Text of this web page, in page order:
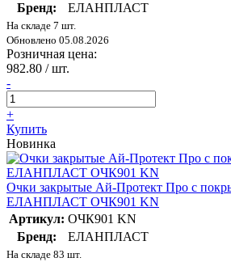
Бренд:
ЕЛАНПЛАСТ
На складе 7 шт.
Обновлено 05.08.2026
Розничная цена:
982.80 / шт.
-
+
Купить
Новинка
Очки закрытые Ай-Протект Про с
ЕЛАНПЛАСТ ОЧК901 KN
Артикул: ОЧК901 KN
Бренд:
ЕЛАНПЛАСТ
На складе 83 шт.